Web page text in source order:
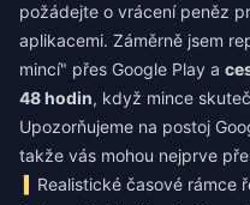
požádejte o vrácení peněz
aplikacemi. Záměrně jsem
mincí" přes Google Play a
48 hodin, když mince
Upozorňujeme na postoj
takže vás mohou nejprve
Realistické časové rámce